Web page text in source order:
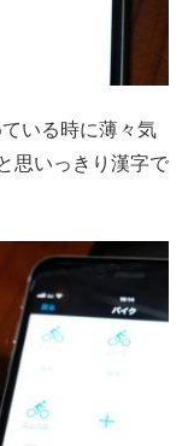
いる時に薄々気
思いっきり漢字で